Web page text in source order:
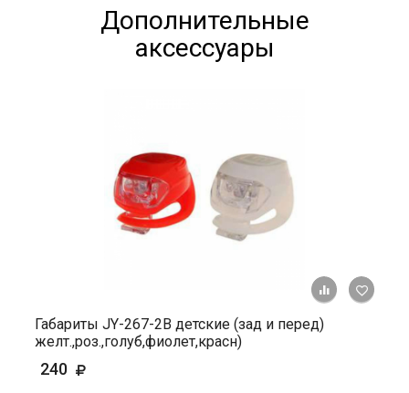
Дополнительные
аксессуары
+ К
Габариты JY-267-2В детские (зад и перед)
желт.,роз.,голуб,фиолет,красн)
240